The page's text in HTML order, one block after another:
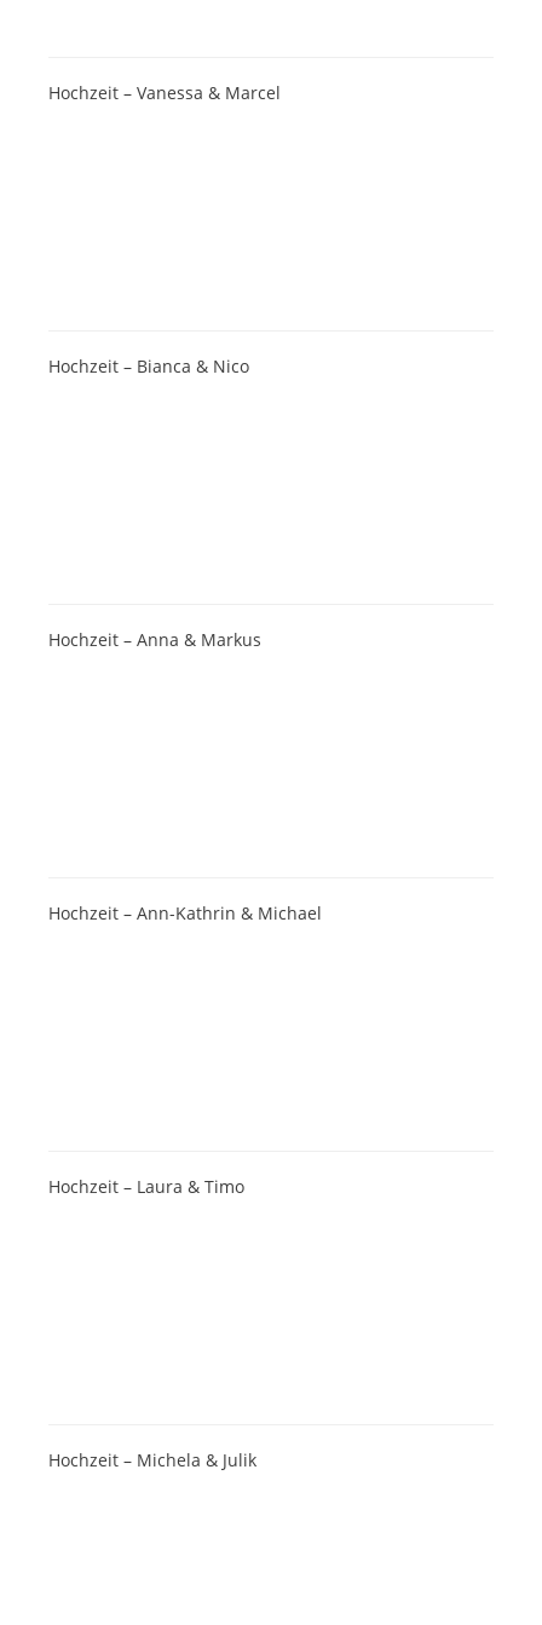
Hochzeit – Vanessa & Marcel
Hochzeit – Bianca & Nico
Hochzeit – Anna & Markus
Hochzeit – Ann-Kathrin & Michael
Hochzeit – Laura & Timo
Hochzeit – Michela & Julik